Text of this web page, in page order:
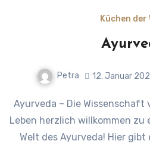
Küchen der
Petra 12. Januar
Ayurveda – Die Wissenschaft vom langen glücklichen
Leben herzlich willkommen zu
Welt des Ayurveda! Hier gibt